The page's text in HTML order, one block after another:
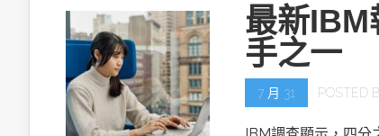
最新IBM
手之一
7 月 31 POSTED